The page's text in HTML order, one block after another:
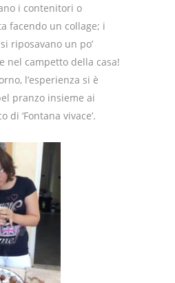
i contenitori o
facendo un collage; i
riposavano un po’
nel campetto della casa!
l’esperienza si è
pranzo insieme ai
‘Fontana vivace’.